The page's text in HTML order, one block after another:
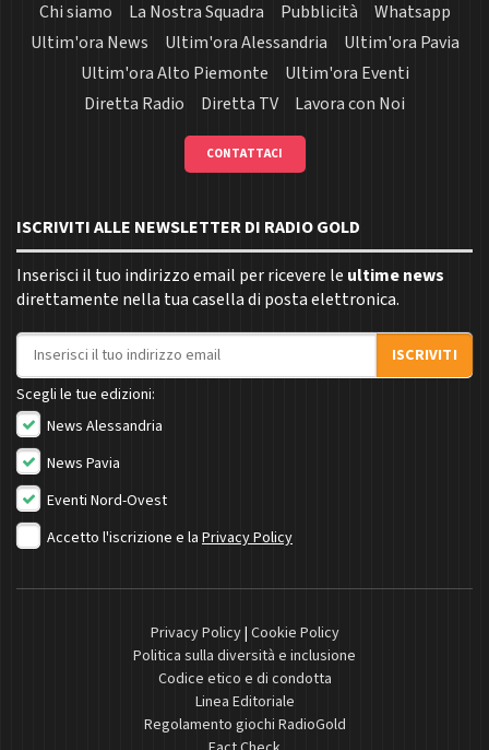
Chi siamo La Nostra Squadra Pubblicità
Whatsapp
Ultim'ora News
Ultim'ora Alessandria
Ultim'ora Pavia
Ultim'ora Alto Piemonte
Ultim'ora Eventi
Diretta Radio
Diretta TV Lavora con Noi
CONTATTACI
ISCRIVITI ALLE NEWSLETTER DI RADIO GOLD
Inserisci il tuo indirizzo email per ricevere le ultime news
direttamente nella tua casella di posta elettronica.
Indirizzo email
ISCRIVITI
Scegli le tue edizioni:
News Alessandria
News Pavia
Eventi Nord-Ovest
Accetto l'iscrizione e la Privacy Policy
Privacy Policy| Cookie Policy
Politica sulla diversità e inclusione
Codice etico e di condotta
Linea Editoriale
Regolamento giochi RadioGold